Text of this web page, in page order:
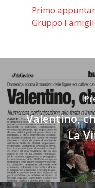
Primo
Gruppo
Valentino,
La